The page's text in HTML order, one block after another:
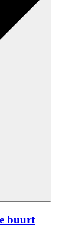
buurt